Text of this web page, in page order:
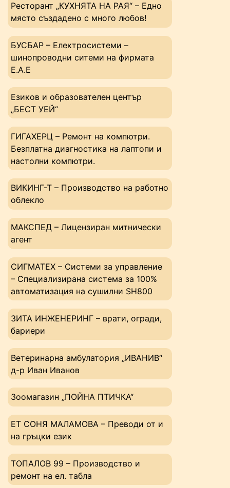
Ресторант „КУХНЯТА НА РАЯ“ – Едно
място създадено с много любов!
БУСБАР – Електросистеми –
шинопроводни ситеми на фирмата
Е.А.Е
Езиков и образователен център
„БЕСТ УЕЙ“
ГИГАХЕРЦ – Ремонт на компютри.
Безплатна диагностика на лаптопи и
настолни компютри.
ВИКИНГ-Т – Производство на работно
облекло
МАКСПЕД – Лицензиран митнически
агент
СИГМАТЕХ – Системи за управление
– Специализирана система за 100%
автоматизация на сушилни SH800
ЗИТА ИНЖЕНЕРИНГ – врати, огради,
бариери
Ветеринарна амбулатория „ИВАНИВ“
д-р Иван Иванов
Зоомагазин „ПОЙНА ПТИЧКА“
ЕТ СОНЯ МАЛАМОВА – Преводи от и
на гръцки език
ТОПАЛОВ 99 – Производство и
ремонт на ел. табла